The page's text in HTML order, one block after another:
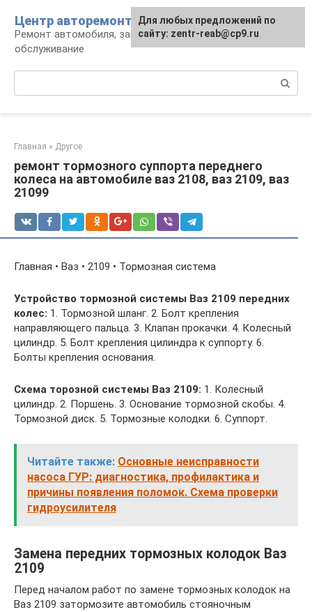
контенту
Центр авторемонта
Ремонт автомобиля, запчасти и
обслуживание
Главная » Другое
ремонт тормозного суппорта переднего
колеса на автомобиле ваз 2108, ваз 2109, ваз
21099
Главная • Ваз • 2109 • Тормозная система
Устройство тормозной системы Ваз 2109 передних
колес: 1. Тормозной шланг. 2. Болт крепления
направляющего пальца. 3. Клапан прокачки. 4. Колесный
цилиндр. 5. Болт крепления цилиндра к суппорту. 6.
Болты крепления основания.
Схема торозной системы Ваз 2109: 1. Колесный
цилиндр. 2. Поршень. 3. Основание тормозной скобы. 4.
Тормозной диск. 5. Тормозные колодки. 6. Суппорт.
Читайте также: Основные неисправности
насоса ГУР: диагностика, профилактика и
причины появления поломок. Схема проверки
гидроусилителя
Замена передних тормозных колодок Ваз
2109
Перед началом работ по замене тормозных колодок на
Ваз 2109 затормозите автомобиль стояночным
Для любых предложений по
сайту: zentr-reab@cp9.ru